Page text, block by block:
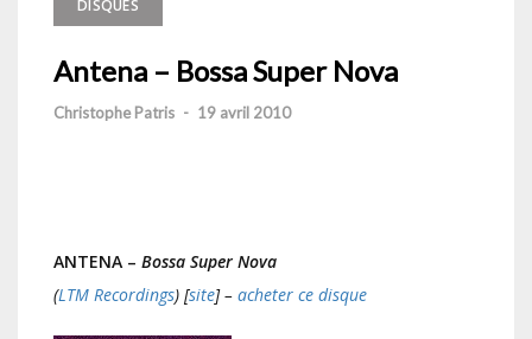
DISQUES
Antena – Bossa Super Nova
Christophe Patris - 19 avril 2010
ANTENA – Bossa Super Nova
(LTM Recordings) [site] – acheter ce disque